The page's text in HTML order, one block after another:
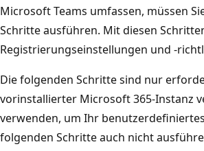
Microsoft Teams umfassen, müssen
Schritte ausführen. Mit diesen
Registrierungseinstellungen und -
Die folgenden Schritte sind nur
vorinstallierter Microsoft 365-Instanz
verwenden, um Ihr
folgenden Schritte auch nicht